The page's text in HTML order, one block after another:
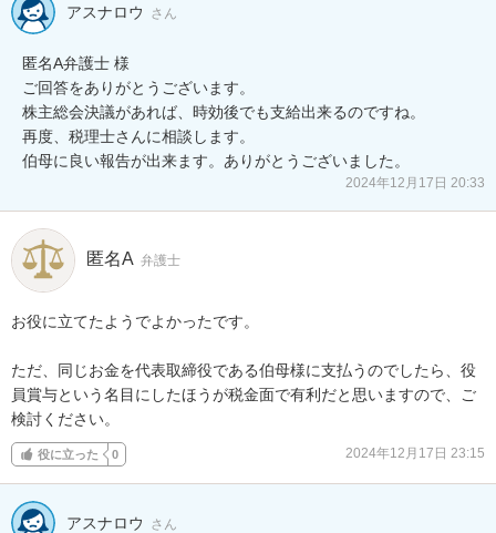
アスナロウ さん
匿名A弁護士 様
ご回答をありがとうございます。
株主総会決議があれば、時効後でも支給出来るのですね。
再度、税理士さんに相談します。
伯母に良い報告が出来ます。ありがとうございました。
2024年12月17日 20:33
匿名A 弁護士
お役に立てたようでよかったです。
ただ、同じお金を代表取締役である伯母様に支払うのでしたら、役
員賞与という名目にしたほうが税金面で有利だと思いますので、ご
検討ください。
役に立った 0 2024年12月17日 23:15
アスナロウ さん